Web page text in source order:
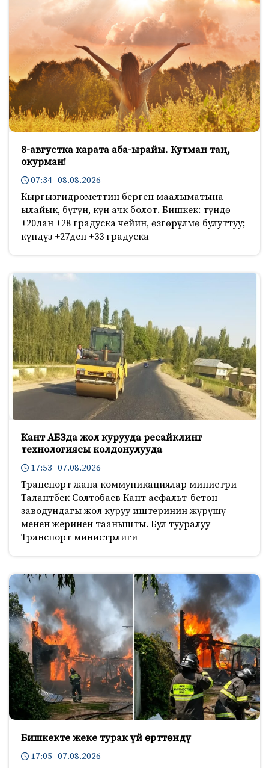
8-августка карата аба-ырайы. Кутман таң,
окурман!
07:34 08.08.2026
Кыргызгидрометтин берген маалыматына
ылайык, бүгүн, күн ачк болот. Бишкек: түндө
+20дан +28 градуска чейин, өзгөрүлмө булуттуу;
күндүз +27ден +33 градуска
Кант АБЗда жол курууда ресайклинг
технологиясы колдонулууда
17:53 07.08.2026
Транспорт жана коммуникациялар министри
Талантбек Солтобаев Кант асфальт-бетон
заводундагы жол куруу иштеринин жүрүшү
менен жеринен таанышты. Бул тууралуу
Транспорт министрлиги
Бишкекте жеке турак үй өрттөндү
17:05 07.08.2026